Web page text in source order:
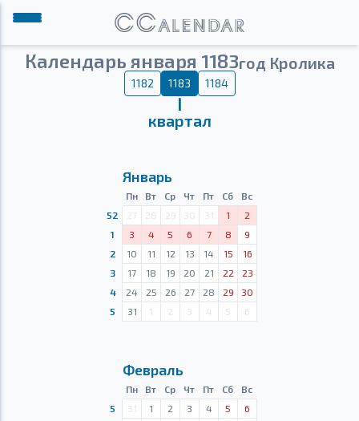
Календарь января 1183год Кролика
1182 1183 1184
Ⅰ
квартал
Январь
Пн Вт Ср Чт Пт Сб
Вс
52
27 28 29 30 31 1
2
1
3 4 5 6 7 8
9
2
10 11 12 13 14 15
16
3
17 18 19 20 21 22
23
4
24 25 26 27 28 29
30
5
31 1 2 3 4 5 6
Февраль
Пн Вт Ср Чт Пт Сб
Вс
5
31 1 2 3 4 5
6